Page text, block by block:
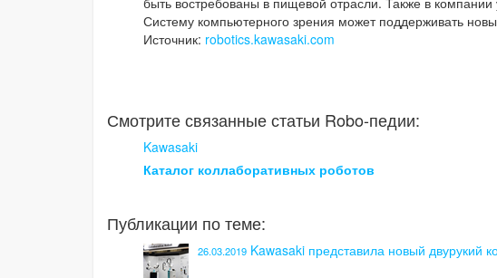
Систему компьютерного зрения может поддерживать
Источник: robotics.kawasaki.com
Смотрите связанные статьи Robo-педии:
Kawasaki
Каталог коллаборативных роботов
Публикации по теме:
26.03.2019 Kawasaki представила новый двурукий